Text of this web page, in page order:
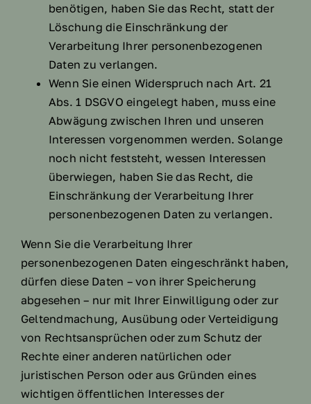
benötigen, haben Sie das Recht, statt der
Löschung die Einschränkung der
Verarbeitung Ihrer personenbezogenen
Daten zu verlangen.
Wenn Sie einen Widerspruch nach Art. 21
Abs. 1 DSGVO eingelegt haben, muss eine
Abwägung zwischen Ihren und unseren
Interessen vorgenommen werden. Solange
noch nicht feststeht, wessen Interessen
überwiegen, haben Sie das Recht, die
Einschränkung der Verarbeitung Ihrer
personenbezogenen Daten zu verlangen.
Wenn Sie die Verarbeitung Ihrer
personenbezogenen Daten eingeschränkt haben,
dürfen diese Daten – von ihrer Speicherung
abgesehen – nur mit Ihrer Einwilligung oder zur
Geltendmachung, Ausübung oder Verteidigung
von Rechtsansprüchen oder zum Schutz der
Rechte einer anderen natürlichen oder
juristischen Person oder aus Gründen eines
wichtigen öffentlichen Interesses der